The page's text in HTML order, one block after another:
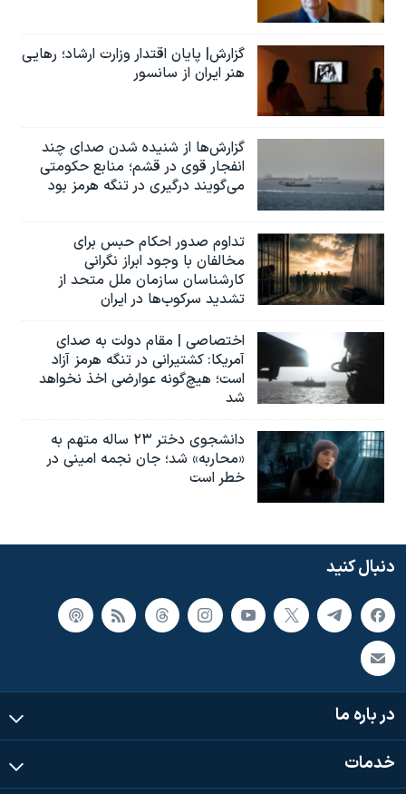
گزارش| پایان اقتدار وزارت ارشاد؛ رهایی
هنر ایران از سانسور
گزارش‌ها از شنیده شدن صدای چند
انفجار قوی در قشم؛ منابع حکومتی
می‌گویند درگیری در تنگه هرمز بود
تداوم صدور احکام حبس برای
مخالفان با وجود ابراز نگرانی
کارشناسان سازمان ملل متحد از
تشدید سرکوب‌ها در ایران
اختصاصی | مقام دولت به صدای
آمریکا: کشتیرانی در تنگه هرمز آزاد
است؛ هیچ‌گونه عوارضی اخذ نخواهد
شد
دانشجوی دختر ۲۳ ساله متهم به
«محاربه» شد؛ جان نجمه امینی در
خطر است
دنبال کنید
در باره ما
خدمات